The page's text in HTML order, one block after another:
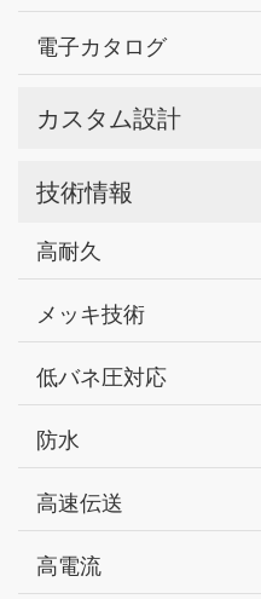
電子カタログ
カスタム設計
技術情報
高耐久
メッキ技術
低バネ圧対応
防水
高速伝送
高電流